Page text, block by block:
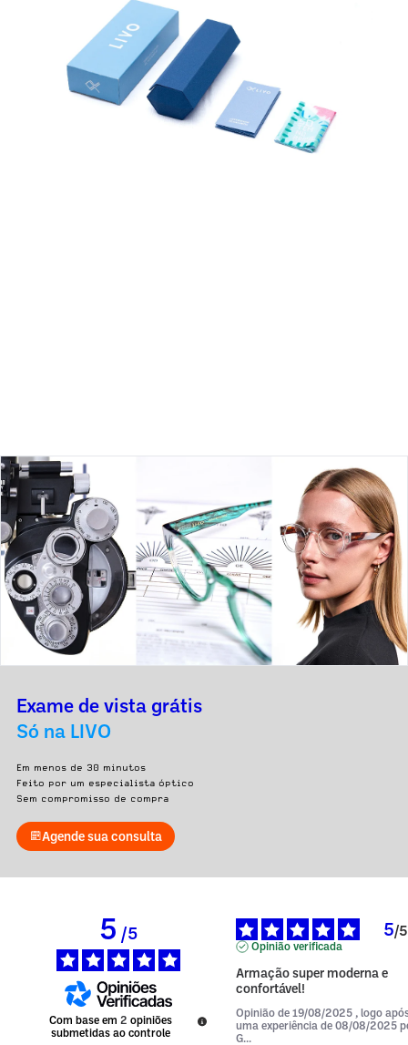
Exame de vista grátis
Só na LIVO
Em menos de 30 minutos
Feito por um especialista óptico
Sem compromisso de compra
Agende sua consulta
5/5
Com base em 2 opiniões
submetidas ao controle
5/5
Opinião verificada
Armação super moderna e
confortável!
Opinião de 19/08/2025 , logo
uma experiência de 08/08/2025
G...